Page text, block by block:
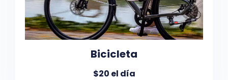
Bicicleta
$20 el día